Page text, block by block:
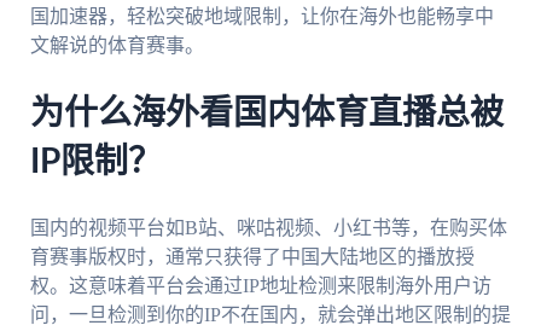
国加速器，轻松突破地域限制，让你在海外也能畅享中
文解说的体育赛事。
为什么海外看国内体育直播总被
IP限制？
国内的视频平台如B站、咪咕视频、小红书等，在购买体
育赛事版权时，通常只获得了中国大陆地区的播放授
权。这意味着平台会通过IP地址检测来限制海外用户访
问，一旦检测到你的IP不在国内，就会弹出地区限制的提